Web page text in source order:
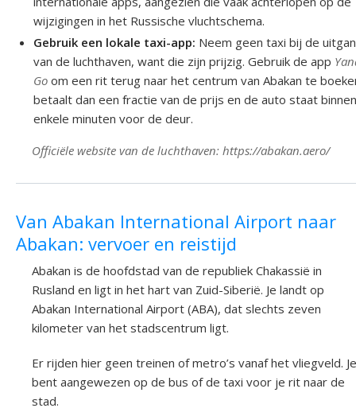
wijzigingen in het Russische vluchtschema.
Gebruik een lokale taxi-app: Neem geen taxi bij de
van de luchthaven, want die zijn prijzig. Gebruik de app
Go om een rit terug naar het centrum van Abakan te
betaalt dan een fractie van de prijs en de auto staat
enkele minuten voor de deur.
Officiële website van de luchthaven: https://abakan.aero/
Van Abakan International Airport naar
Abakan: vervoer en reistijd
Abakan is de hoofdstad van de republiek Chakassië in
Rusland en ligt in het hart van Zuid-Siberië. Je landt op
Abakan International Airport (ABA), dat slechts zeven
kilometer van het stadscentrum ligt.
Er rijden hier geen treinen of metro’s vanaf het vliegveld. Je
bent aangewezen op de bus of de taxi voor je rit naar de
stad.